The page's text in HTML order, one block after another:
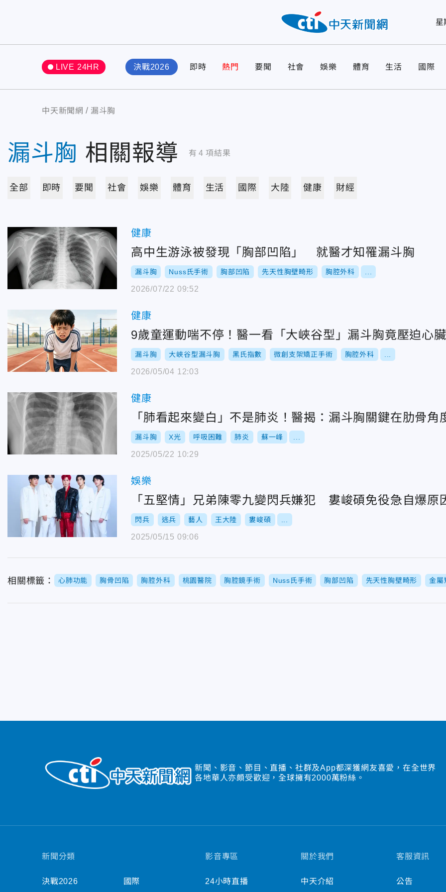
星
LIVE 24HR 決戰2026 即時 熱門 要聞 社會 娛樂 體育 生活 國際
中天新聞網 漏斗胸
漏斗胸 相關報導 有 4 項結果
全部 即時 要聞 社會 娛樂 體育 生活 國際 大陸 健康 財經
健康
高中生游泳被發現「胸部凹陷」 就醫才知罹漏斗胸
漏斗胸 Nuss氏手術 胸部凹陷 先天性胸壁畸形 胸腔外科
2026/07/22 09:52
健康
9歲童運動喘不停！醫一看「大峽谷型」漏斗胸竟壓迫心臟
漏斗胸 大峽谷型漏斗胸 黑氏指數 微創支架矯正手術 胸腔外科
2026/05/04 12:03
健康
「肺看起來變白」不是肺炎！醫揭：漏斗胸關鍵在肋骨角
漏斗胸 X光 呼吸困難 肺炎 蘇一峰
2025/05/22 10:29
娛樂
「五堅情」兄弟陳零九變閃兵嫌犯 婁峻碩免役急自爆原
閃兵 逃兵 藝人 王大陸 婁峻碩
2025/05/15 09:06
相關標籤： 心肺功能 胸骨凹陷 胸腔外科 桃園醫院 胸腔鏡手術 Nuss氏手術 胸部凹陷 先天性胸壁畸形 金屬
新聞、影音、節目、直播、社群及App都深獲網友喜愛，在全世界
各地華人亦頗受歡迎，全球擁有2000萬粉絲。
新聞分類
決戰2026 國際
影音專區
24小時直播
關於我們
中天介紹
客服資訊
公告